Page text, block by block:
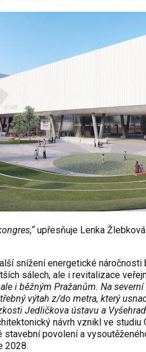
upřesňuje Lenka Žlebkov
ší snížení energetické náročnosti
ích sálech, ale i revitalizace ve
i běžným Pražanům. Na severní
řebný výtah z/do metra, který
Jedličkova ústavu a Vy
návrh vznikl ve studiu
stavební povolení a vysoutěžen
2028.